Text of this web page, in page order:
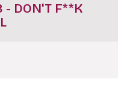
- DON'T F**K